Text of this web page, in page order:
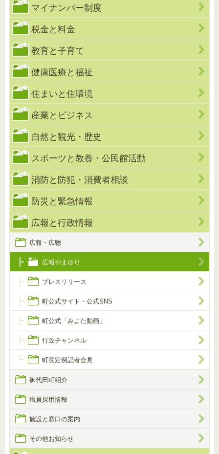
マイナンバー制度
税金と料金
教育と子育て
健康医療と福祉
住まいと住環境
産業とビジネス
自然と観光・歴史
スポーツと教養・公民館活動
消防と防犯・消費者相談
防災と緊急情報
広報と行政情報
広報・広聴
広報やまゆり
プレスリリース
町公式サイト・公式SNS
町公式「みよた動画」
行政チャンネル
町長定例記者会見
御代田町紹介
職員採用情報
施設と窓口の案内
その他お知らせ